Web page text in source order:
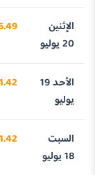
الإثنين
20 يوليو
الأحد 19
يوليو
السبت
18 يوليو